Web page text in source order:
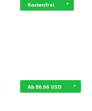
Kostenfrei
Ab 80,66 USD